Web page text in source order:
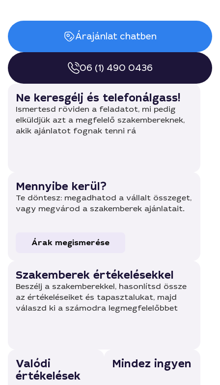
Árajánlat chatben
06 (1) 490 0436
Ne keresgélj és telefonálgass!
Ismertesd röviden a feladatot, mi pedig
elküldjük azt a megfelelő szakembereknek,
akik ajánlatot fognak tenni rá
Mennyibe kerül?
Te döntesz: megadhatod a vállalt összeget,
vagy megvárod a szakemberek ajánlatait.
Árak megismerése
Szakemberek értékelésekkel
Beszélj a szakemberekkel, hasonlítsd össze
az értékeléseiket és tapasztalukat, majd
válaszd ki a számodra legmegfelelőbbet
Valódi
értékelések
Mindez ingyen